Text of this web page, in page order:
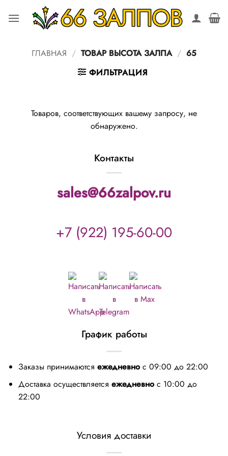
ГЛАВНАЯ / ТОВАР ВЫСОТА ЗАЛПА / 65
ФИЛЬТРАЦИЯ
Товаров, соответствующих вашему запросу, не
обнаружено.
Контакты
sales@66zalpov.ru
+7 (922) 195-60-00
График работы
Заказы принимаются ежедневнос 09:00 до 22:00
Доставка осуществляется ежедневнос 10:00 до
22:00
Условия доставки